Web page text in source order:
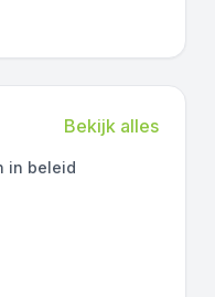
Bekijk alles
in beleid